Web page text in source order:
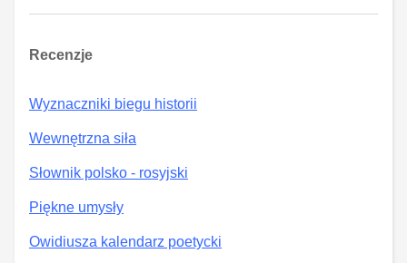
Recenzje
Wyznaczniki biegu historii
Wewnętrzna siła
Słownik polsko - rosyjski
Piękne umysły
Owidiusza kalendarz poetycki